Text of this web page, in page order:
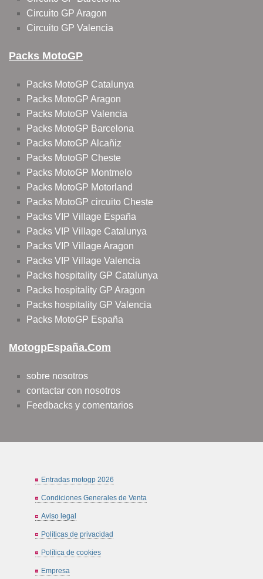
Circuito GP Aragon
Circuito GP Valencia
Packs MotoGP
Packs MotoGP Catalunya
Packs MotoGP Aragon
Packs MotoGP Valencia
Packs MotoGP Barcelona
Packs MotoGP Alcañiz
Packs MotoGP Cheste
Packs MotoGP Montmelo
Packs MotoGP Motorland
Packs MotoGP circuito Cheste
Packs VIP Village España
Packs VIP Village Catalunya
Packs VIP Village Aragon
Packs VIP Village Valencia
Packs hospitality GP Catalunya
Packs hospitality GP Aragon
Packs hospitality GP Valencia
Packs MotoGP España
MotogpEspaña.com
sobre nosotros
contactar con nosotros
Feedbacks y comentarios
Entradas motogp 2026
Condiciones Generales de Venta
Aviso legal
Políticas de privacidad
Política de cookies
Empresa